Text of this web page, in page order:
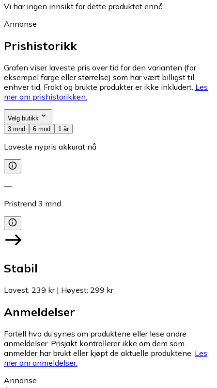
Vi har ingen innsikt for dette produktet ennå.
Annonse
Prishistorikk
Grafen viser laveste pris over tid for den varianten (for
eksempel farge eller størrelse) som har vært billigst til
enhver tid. Frakt og brukte produkter er ikke inkludert. Les
mer om prishistorikken.
Velg butikk
3 mnd
6 mnd 1 år
Laveste nypris akkurat nå
—
Pristrend 3 mnd
Stabil
Lavest: 239 kr| Høyest: 299 kr
Anmeldelser
Fortell hva du synes om produktene eller lese andre
anmeldelser. Prisjakt kontrollerer ikke om dem som
anmelder har brukt eller kjøpt de aktuelle produktene. Les
mer om anmeldelser.
Annonse